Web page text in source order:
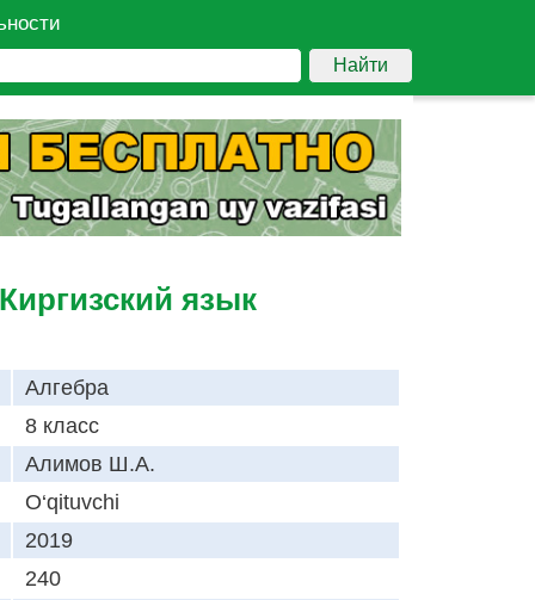
Найти
язык
Алгебра
8 класс
Алимов Ш.А.
O‘qituvchi
2019
240